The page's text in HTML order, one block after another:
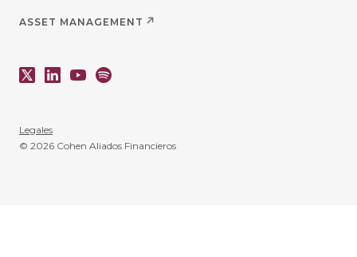
ASSET MANAGEMENT
Legales
© 2026 Cohen Aliados Financieros